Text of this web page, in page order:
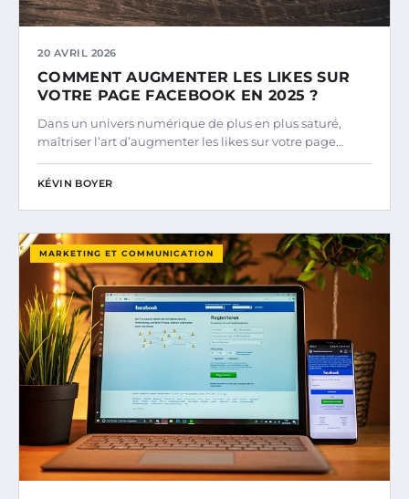
20 AVRIL 2026
COMMENT AUGMENTER LES LIKES SUR
VOTRE PAGE FACEBOOK EN 2025 ?
Dans un univers numérique de plus en plus saturé,
maîtriser l’art d’augmenter les likes sur votre page…
KÉVIN BOYER
MARKETING ET COMMUNICATION